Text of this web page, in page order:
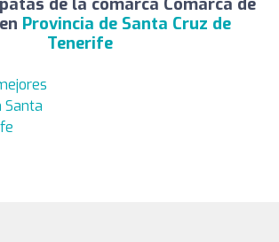
de la comarca Comarca de
Provincia de Santa Cruz de
Tenerife
Santa